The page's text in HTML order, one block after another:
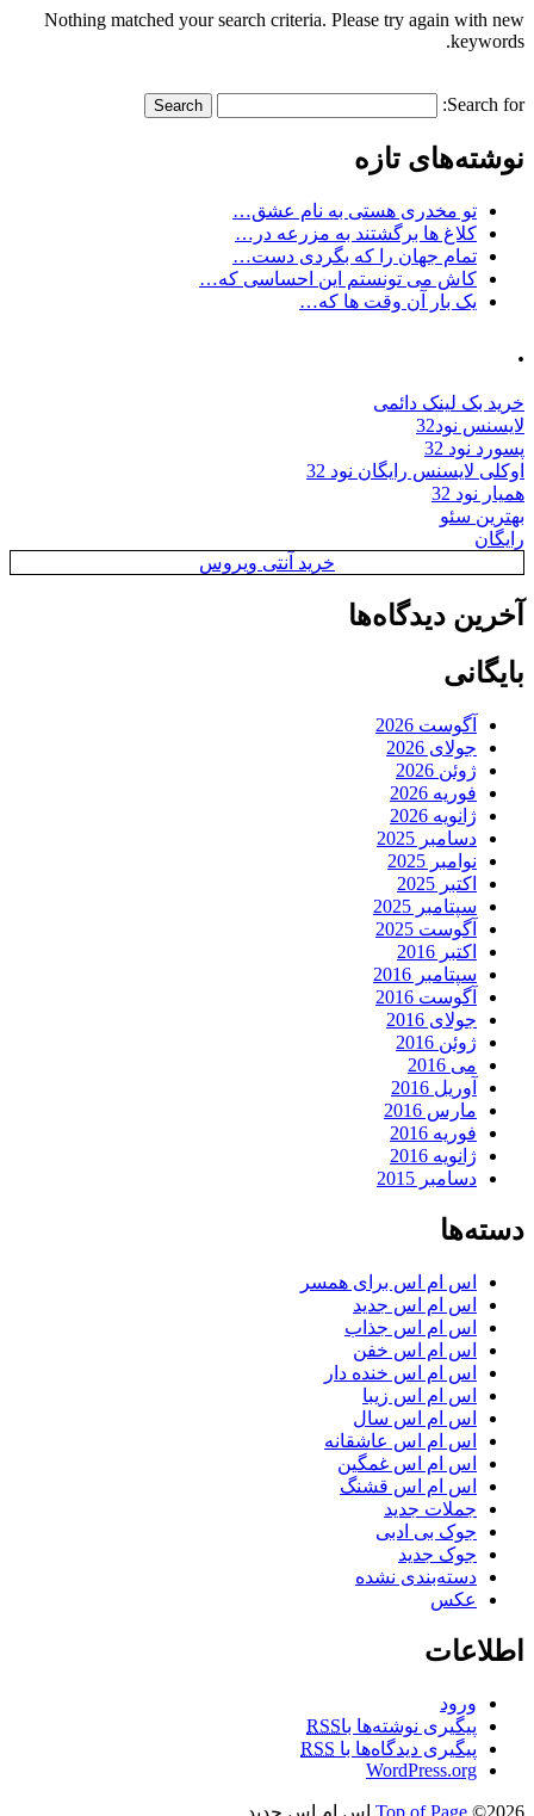
Nothing matched your search criteria. Please try again with new
keywords.
Search for:
نوشته‌های تازه
تو مخدری هستی به نام عشق…
کلاغ ها برگشتند به مزرعه در…
تمام جهان را که بگردی دست…
کاش می تونستم این احساسی که…
یک بار آن وقت ها که…
.
خرید بک لینک دائمی
لایسنس نود32
پسورد نود 32
اوکلی لایسنس رایگان نود 32
همیار نود 32
بهترین سئو
رایگان
خرید آنتی ویروس
آخرین دیدگاه‌ها
بایگانی
آگوست 2026
جولای 2026
ژوئن 2026
فوریه 2026
ژانویه 2026
دسامبر 2025
نوامبر 2025
اکتبر 2025
سپتامبر 2025
آگوست 2025
اکتبر 2016
سپتامبر 2016
آگوست 2016
جولای 2016
ژوئن 2016
می 2016
آوریل 2016
مارس 2016
فوریه 2016
ژانویه 2016
دسامبر 2015
دسته‌ها
اس ام اس برای همسر
اس ام اس جدید
اس ام اس جذاب
اس ام اس خفن
اس ام اس خنده دار
اس ام اس زیبا
اس ام اس سال
اس ام اس عاشقانه
اس ام اس غمگین
اس ام اس قشنگ
جملات جدید
جوک بی ادبی
جوک جدید
دسته‌بندی نشده
عکس
اطلاعات
ورود
پیگیری نوشته‌ها باRSS
پیگیری دیدگاه‌ها با RSS
WordPress.org
Top of Page ©2026 اس ام اس جدید